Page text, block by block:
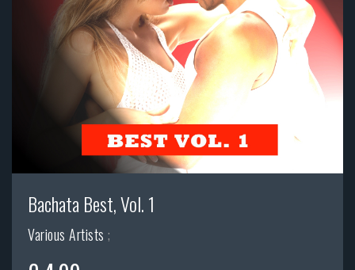
Bachata Best, Vol. 1
Various Artists ;